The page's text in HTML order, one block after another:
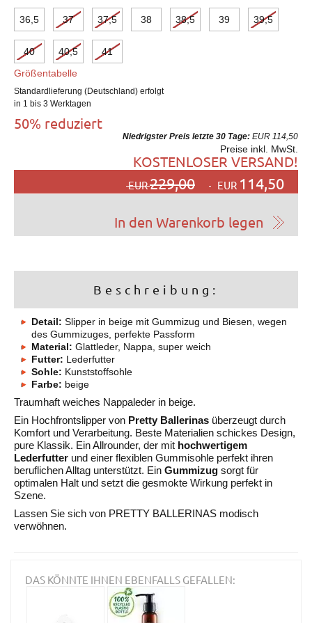
36,5 37 37,5 38 38,5 39 39,5
40 40,5
41
Größentabelle
Standardlieferung (Deutschland) erfolgt
in 1 bis 3 Werktagen
50% reduziert
Niedrigster Preis letzte 30 Tage: EUR 114,50
Preise inkl. MwSt.
KOSTENLOSER VERSAND!
EUR229,00 EUR 114,50
Beschreibung:
Detail: Slipper in beige mit Gummizug und Biesen, wegen
des Gummizuges, perfekte Passform
Material: Glattleder, Nappa, super weich
Futter: Lederfutter
Sohle: Kunststoffsohle
Farbe: beige
Traumhaft weiches Nappaleder in beige.
Ein Hochfrontslipper von Pretty Ballerinas überzeugt durch
Komfort und Verarbeitung. Beste Materialien schickes Design,
pure Klassik. Ein Allrounder, der mit hochwertigem
Lederfutter und einer flexiblen Gummisohle perfekt ihren
beruflichen Alltag unterstützt. Ein Gummizug sorgt für
optimalen Halt und setzt die gesmokte Wirkung perfekt in
Szene.
Lassen Sie sich von PRETTY BALLERINAS modisch
verwöhnen.
DAS KÖNNTE IHNEN EBENFALLS GEFALLEN: